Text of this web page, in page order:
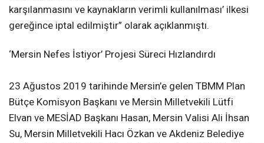
karşılanmasını ve kaynakların verimli kullanılması’ ilkesi
gereğince iptal edilmiştir” olarak açıklanmıştı.
‘Mersin Nefes İstiyor’ Projesi Süreci Hızlandırdı
23 Ağustos 2019 tarihinde Mersin’e gelen TBMM Plan
Bütçe Komisyon Başkanı ve Mersin Milletvekili Lütfi
Elvan ve MESİAD Başkanı Hasan, Mersin Valisi Ali İhsan
Su, Mersin Milletvekili Hacı Özkan ve Akdeniz Belediye